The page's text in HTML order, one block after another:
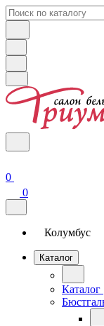
0
0
Колумбус
Каталог
Каталог